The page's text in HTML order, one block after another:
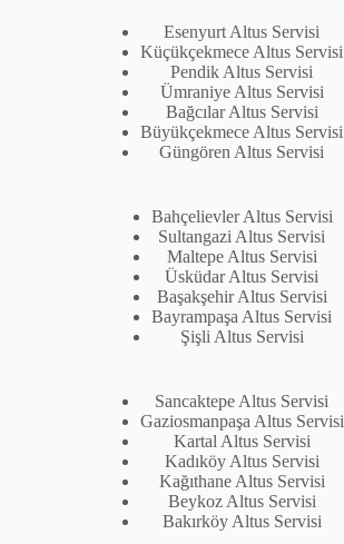
Esenyurt Altus Servisi
Küçükçekmece Altus Servisi
Pendik Altus Servisi
Ümraniye Altus Servisi
Bağcılar Altus Servisi
Büyükçekmece Altus Servisi
Güngören Altus Servisi
Bahçelievler Altus Servisi
Sultangazi Altus Servisi
Maltepe Altus Servisi
Üsküdar Altus Servisi
Başakşehir Altus Servisi
Bayrampaşa Altus Servisi
Şişli Altus Servisi
Sancaktepe Altus Servisi
Gaziosmanpaşa Altus Servisi
Kartal Altus Servisi
Kadıköy Altus Servisi
Kağıthane Altus Servisi
Beykoz Altus Servisi
Bakırköy Altus Servisi